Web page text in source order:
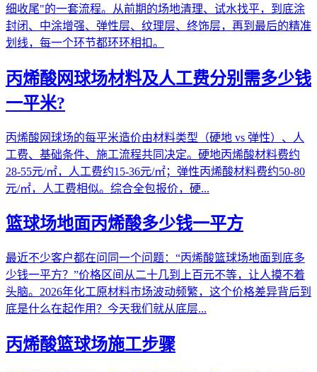
细收尾"的一套流程。从前期的场地清理、试水找平，到底涂
封闭、中涂增强、弹性层、纹理层、终饰层，再到最后的精准
划线，每一个环节都环环相扣。
丙烯酸网球场材料及人工费分别需多少钱
一平米?
丙烯酸网球场的每平米造价由材料类型（硬地 vs 弹性）、人
工费、基础条件、施工流程共同决定。硬地丙烯酸材料费约
28-55元/㎡，人工费约15-36元/㎡；弹性丙烯酸材料费约50-80
元/㎡，人工费相似。综合全包报价，硬...
篮球场地面丙烯酸多少钱一平方
最近不少客户都在问同一个问题：“丙烯酸篮球场地面到底多
少钱一平方？”价格区间从二十几到上百元不等，让人摸不着
头脑。2026年化工原材料市场波动频繁，这个价格差异背后到
底是什么在起作用？今天我们就从底层...
丙烯酸篮球场施工步骤